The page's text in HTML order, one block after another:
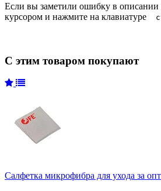
Если вы заметили ошибку в описании
курсором и нажмите на клавиатуре
С этим товаром покупают
Салфетка микрофибра для ухода за